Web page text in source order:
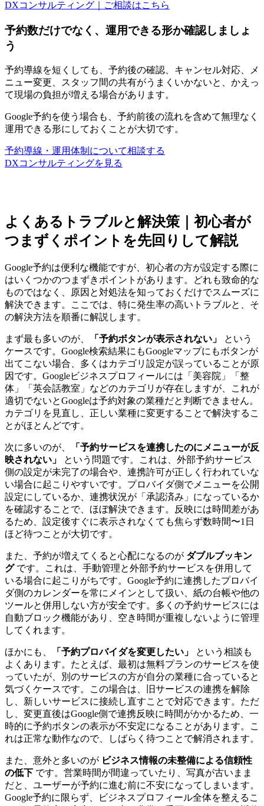
DXコンサルティング｜ご相談はこちら
予約数だけでなく、運用できる形か確認しましょ
う
予約導線を短くしても、予約後の確認、キャンセル対応、メ
ニュー変更、スタッフ間の共有がうまくいかないと、かえっ
て現場の負担が増える場合があります。
Google予約を使う場合も、予約前後の流れを含めて無理なく
運用できる形にしておくことが大切です。
予約導線・運用体制について相談する
DXコンサルティングを見る
よくあるトラブルと解決策｜初心者が
つまずくポイントを先回りして解説
Google予約は便利な機能ですが、初心者の方が設定する際に
はいくつかのつまずきポイントがあります。どれも致命的な
ものではなく、原因と対処法を知っておくだけでスムーズに
解決できます。ここでは、特に発生率の高いトラブルと、そ
の解決方法を順番に解説します。
まず最も多いのが、 「予約ボタンが表示されない」
という
ケースです。Google検索結果にもGoogleマップにもボタンが
出てこない場合、多くはカテゴリ設定が誤っていることが原
因です。Googleビジネスプロフィールには「美容院」「整
体」「英会話教室」などのカテゴリが存在しますが、これが
適切でないとGoogleは予約対象の業種だと判断できません。
カテゴリを見直し、正しい業種に変更することで解決するこ
とがほとんどです。
次に多いのが、
「予約サービスを連携したのにメニューが反
映されない」
という問題です。これは、外部予約サービス
側の設定が未完了の場合や、連携許可が正しく行われていな
い場合に起こりやすいです。プロバイダ側でメニューを公開
設定にしているか、連携状況が「承認済み」になっているか
を確認することで、ほぼ解決できます。反映には時間差があ
るため、設定後すぐに表示されなくても焦らず数時間〜1日
ほど待つことが大切です。
また、予約が増えてくると心配になるのが ダブルブッキン
グです。これは、手動管理と外部予約サービスを併用して
いる場合に起こりがちです。Google予約に連携したプロバイ
ダ側のカレンダーを常にメインとして扱い、紙の台帳や他の
ツールと併用しない方が安全です。多くの予約サービスには
自動ブロック機能があり、空き時間が重複しないように管理
してくれます。
ほかにも、 「予約プロバイダを変更したい」
という相談も
よくあります。たとえば、最初は無料プランのサービスを使
っていたが、別のサービスの方が自分の業種に合っていると
気づくケースです。この場合は、旧サービスの連携を解除
し、新しいサービスに接続し直すことで対応できます。ただ
し、変更直後はGoogle側で連携反映に時間がかかるため、一
時的に予約ボタンの表示が不安定になることがあります。こ
れは正常な動作なので、しばらく待つことで解消されます。
また、意外と多いのが ビジネス情報の未整備による信頼性
の低下 です。営業時間が間違っていたり、写真が古いまま
だと、ユーザーが予約に進む前に不安になってしまいます。
Google予約に限らず、ビジネスプロフィール全体を整えるこ